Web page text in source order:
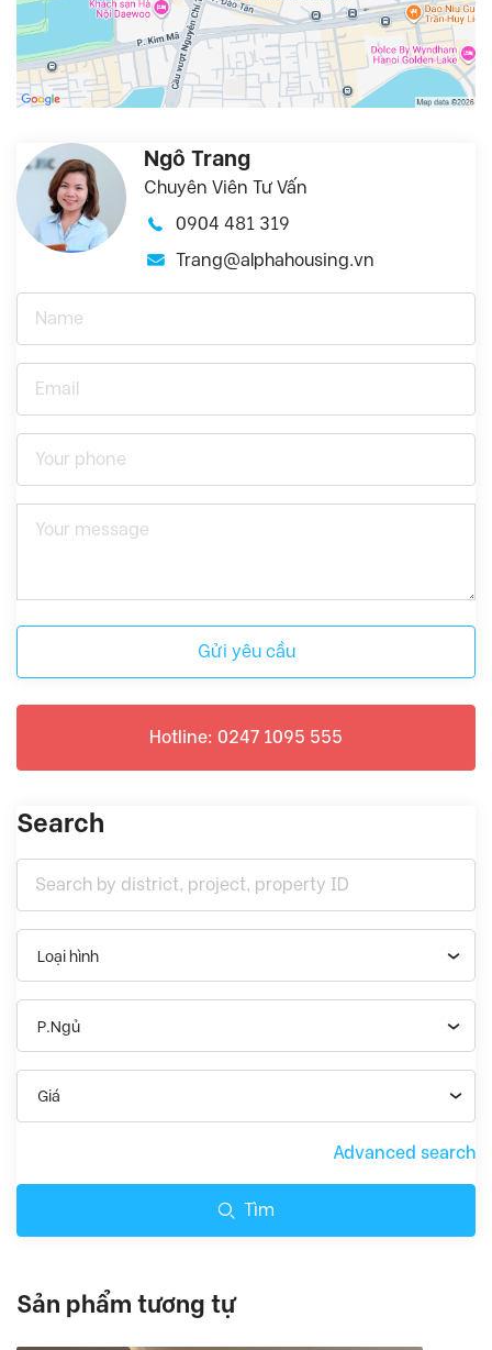
Ngô Trang
Chuyên Viên Tư Vấn
0904 481 319
Trang@alphahousing.vn
Gửi yêu cầu
Hotline: 0247 1095 555
Search
Loại hình
P.Ngủ
Giá
Advanced search
Tìm
Sản phẩm tương tự